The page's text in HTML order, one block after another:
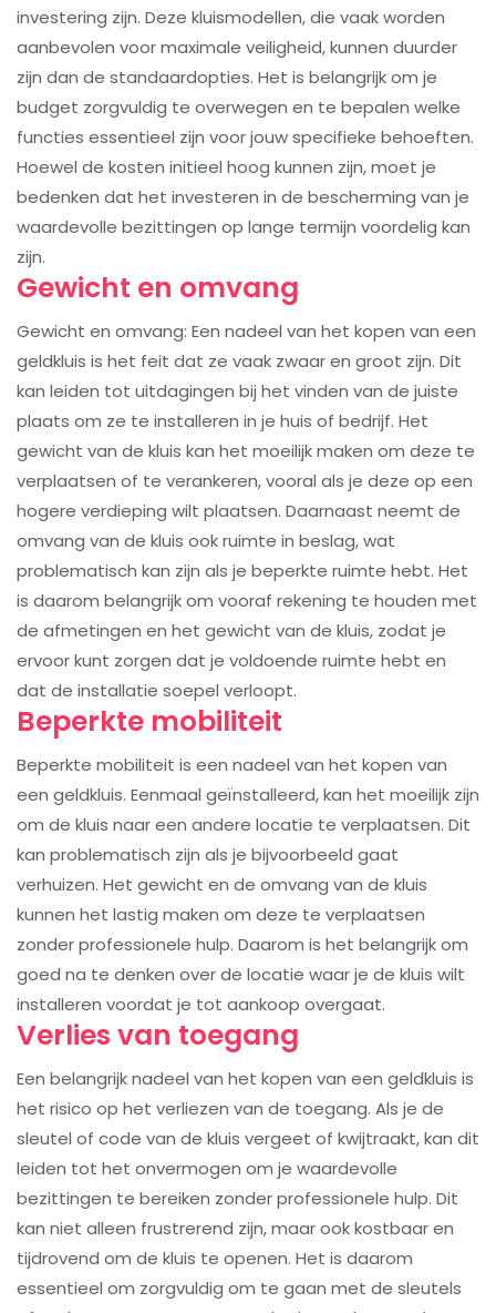
investering zijn. Deze kluismodellen, die vaak worden
aanbevolen voor maximale veiligheid, kunnen duurder
zijn dan de standaardopties. Het is belangrijk om je
budget zorgvuldig te overwegen en te bepalen welke
functies essentieel zijn voor jouw specifieke behoeften.
Hoewel de kosten initieel hoog kunnen zijn, moet je
bedenken dat het investeren in de bescherming van je
waardevolle bezittingen op lange termijn voordelig kan
zijn.
Gewicht en omvang
Gewicht en omvang: Een nadeel van het kopen van een
geldkluis is het feit dat ze vaak zwaar en groot zijn. Dit
kan leiden tot uitdagingen bij het vinden van de juiste
plaats om ze te installeren in je huis of bedrijf. Het
gewicht van de kluis kan het moeilijk maken om deze te
verplaatsen of te verankeren, vooral als je deze op een
hogere verdieping wilt plaatsen. Daarnaast neemt de
omvang van de kluis ook ruimte in beslag, wat
problematisch kan zijn als je beperkte ruimte hebt. Het
is daarom belangrijk om vooraf rekening te houden met
de afmetingen en het gewicht van de kluis, zodat je
ervoor kunt zorgen dat je voldoende ruimte hebt en
dat de installatie soepel verloopt.
Beperkte mobiliteit
Beperkte mobiliteit is een nadeel van het kopen van
een geldkluis. Eenmaal geïnstalleerd, kan het moeilijk zijn
om de kluis naar een andere locatie te verplaatsen. Dit
kan problematisch zijn als je bijvoorbeeld gaat
verhuizen. Het gewicht en de omvang van de kluis
kunnen het lastig maken om deze te verplaatsen
zonder professionele hulp. Daarom is het belangrijk om
goed na te denken over de locatie waar je de kluis wilt
installeren voordat je tot aankoop overgaat.
Verlies van toegang
Een belangrijk nadeel van het kopen van een geldkluis is
het risico op het verliezen van de toegang. Als je de
sleutel of code van de kluis vergeet of kwijtraakt, kan dit
leiden tot het onvermogen om je waardevolle
bezittingen te bereiken zonder professionele hulp. Dit
kan niet alleen frustrerend zijn, maar ook kostbaar en
tijdrovend om de kluis te openen. Het is daarom
essentieel om zorgvuldig om te gaan met de sleutels